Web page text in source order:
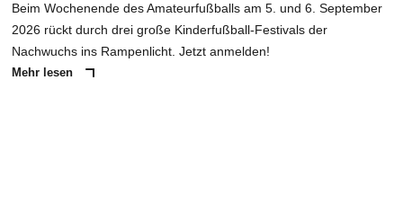
Beim Wochenende des Amateurfußballs am 5. und 6. September
2026 rückt durch drei große Kinderfußball-Festivals der
Nachwuchs ins Rampenlicht. Jetzt anmelden!
Mehr lesen